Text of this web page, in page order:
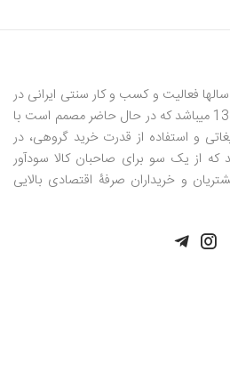
سالها فعالیت و کسب و کار سنتی ایرانی در
حوزه شال وروسری از سال 1385 میباشد که در حال حاضر مصمم است با
و استفاده از قدرت خرید گروهی، در
از یک سو برای صاحبان کالا سودآور
و خریداران صرفۀ اقتصادی بالایی